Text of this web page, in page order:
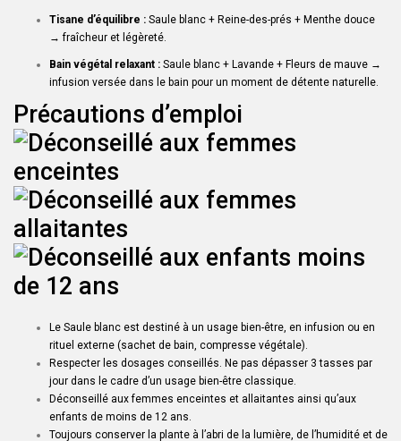
Tisane d’équilibre : Saule blanc + Reine-des-prés + Menthe douce
→ fraîcheur et légèreté.
Bain végétal relaxant : Saule blanc + Lavande + Fleurs de mauve →
infusion versée dans le bain pour un moment de détente naturelle.
Précautions d’emploi
Le Saule blanc est destiné à un usage bien-être, en infusion ou en
rituel externe (sachet de bain, compresse végétale).
Respecter les dosages conseillés. Ne pas dépasser 3 tasses par
jour dans le cadre d’un usage bien-être classique.
Déconseillé aux femmes enceintes et allaitantes ainsi qu’aux
enfants de moins de 12 ans.
Toujours conserver la plante à l’abri de la lumière, de l’humidité et de